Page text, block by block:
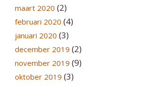
maart 2020 (2)
februari 2020 (4)
januari 2020 (3)
december 2019 (2)
november 2019 (9)
oktober 2019 (3)